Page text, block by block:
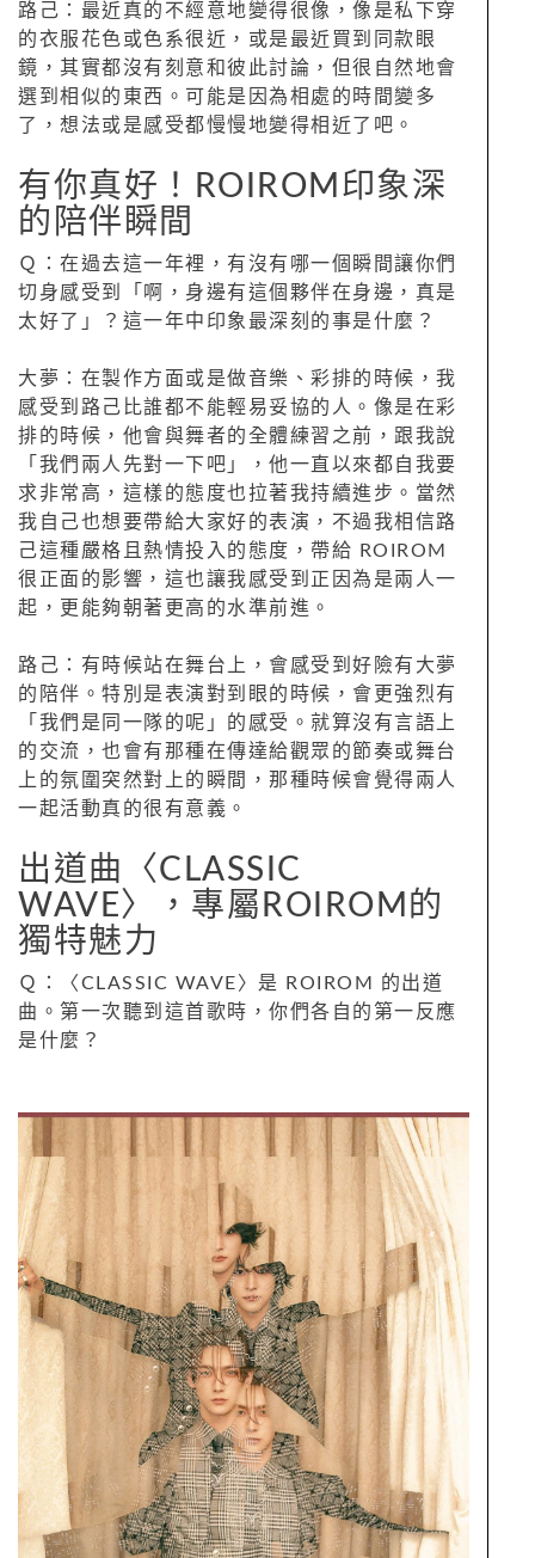
路己：最近真的不經意地變得很像，像是私下穿
的衣服花色或色系很近，或是最近買到同款眼
鏡，其實都沒有刻意和彼此討論，但很自然地會
選到相似的東西。可能是因為相處的時間變多
了，想法或是感受都慢慢地變得相近了吧。
有你真好！ROIROM印象深
的陪伴瞬間
Ｑ：在過去這一年裡，有沒有哪一個瞬間讓你們
切身感受到「啊，身邊有這個夥伴在身邊，真是
太好了」？這一年中印象最深刻的事是什麼？
大夢：在製作方面或是做音樂、彩排的時候，我
感受到路己比誰都不能輕易妥協的人。像是在彩
排的時候，他會與舞者的全體練習之前，跟我說
「我們兩人先對一下吧」，他一直以來都自我要
求非常高，這樣的態度也拉著我持續進步。當然
我自己也想要帶給大家好的表演，不過我相信路
己這種嚴格且熱情投入的態度，帶給 ROIROM
很正面的影響，這也讓我感受到正因為是兩人一
起，更能夠朝著更高的水準前進。
路己：有時候站在舞台上，會感受到好險有大夢
的陪伴。特別是表演對到眼的時候，會更強烈有
「我們是同一隊的呢」的感受。就算沒有言語上
的交流，也會有那種在傳達給觀眾的節奏或舞台
上的氛圍突然對上的瞬間，那種時候會覺得兩人
一起活動真的很有意義。
出道曲〈CLASSIC
WAVE〉，專屬ROIROM的
獨特魅力
Ｑ：〈CLASSIC WAVE〉是 ROIROM 的出道
曲。第一次聽到這首歌時，你們各自的第一反應
是什麼？